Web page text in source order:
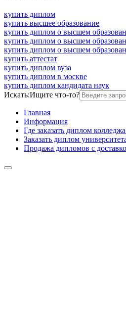
купить диплом
купить высшее образование
купить диплом о высшем
купить диплом о высшем
купить диплом о высшем
купить аттестат
купить диплом вуза
купить диплом в москве
купить диплом кандидата наук
Искать:Ищите что-то?
Главная
Информация
Где заказать диплом
Заказать диплом
Продажа дипломов с